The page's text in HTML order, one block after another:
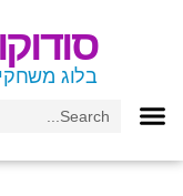
סודוקו
בלוג